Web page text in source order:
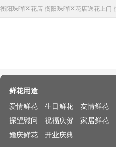
衡阳珠晖区花店-衡阳珠晖区花店送花上门
鲜花用途
爱情鲜花
生日鲜花
友情鲜花
探望慰问
祝福庆贺
家居鲜花
婚庆鲜花
开业庆典